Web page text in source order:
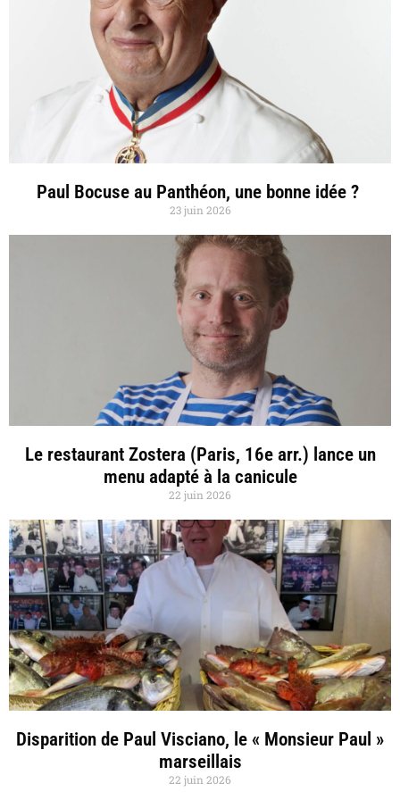
Paul Bocuse au Panthéon, une bonne idée ?
23 juin 2026
Le restaurant Zostera (Paris, 16e arr.) lance un
menu adapté à la canicule
22 juin 2026
Disparition de Paul Visciano, le « Monsieur Paul »
marseillais
22 juin 2026